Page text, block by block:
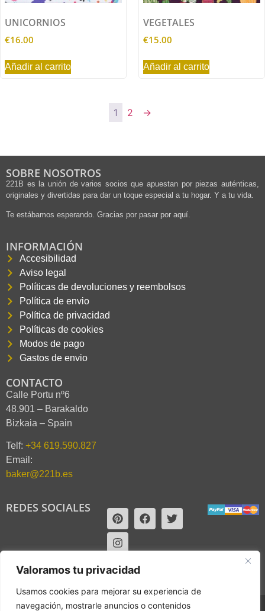
Valoramos tu privacidad
Usamos cookies para mejorar su experiencia de
navegación, mostrarle anuncios o contenidos
UNICORNIOS
€16.00
Añadir al carrito
VEGETALES
€15.00
Añadir al carrito
1 2 →
SOBRE NOSOTROS
221B es la unión de varios socios que apuestan por piezas auténticas,
originales y divertidas para dar un toque especial a tu hogar. Y a tu vida.
Te estábamos esperando. Gracias por pasar por aquí.
INFORMACIÓN
Accesibilidad
Aviso legal
Políticas de devoluciones y reembolsos
Política de envio
Política de privacidad
Políticas de cookies
Modos de pago
Gastos de envio
CONTACTO
Calle Portu nº6
48.901 – Barakaldo
Bizkaia – Spain
Telf: +34 619.590.827
Email:
baker@221b.es
REDES SOCIALES